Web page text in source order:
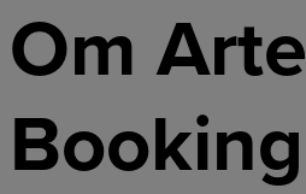
Om Arte
Booking